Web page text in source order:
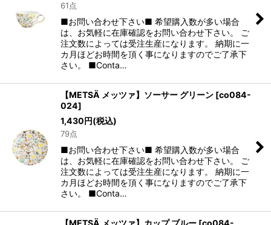
61点
■お問い合わせ下さい■ 希望購入数が多い場合
は、お気軽に在庫確認をお問い合わせ下さい。 ご
注文数によっては受注生産になります。 納期に一
カ月ほどお時間を頂く事になりますのでご了承下
さい。 ■Conta…
【METSÄ メッツァ】ソーサー グリーン [co084-
024]
1,430円(税込)
79点
■お問い合わせ下さい■ 希望購入数が多い場合
は、お気軽に在庫確認をお問い合わせ下さい。 ご
注文数によっては受注生産になります。 納期に一
カ月ほどお時間を頂く事になりますのでご了承下
さい。 ■Conta…